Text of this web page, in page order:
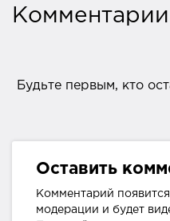
Комментарии
Будьте первым, кто
Оставить
Комментарий
модерации и будет